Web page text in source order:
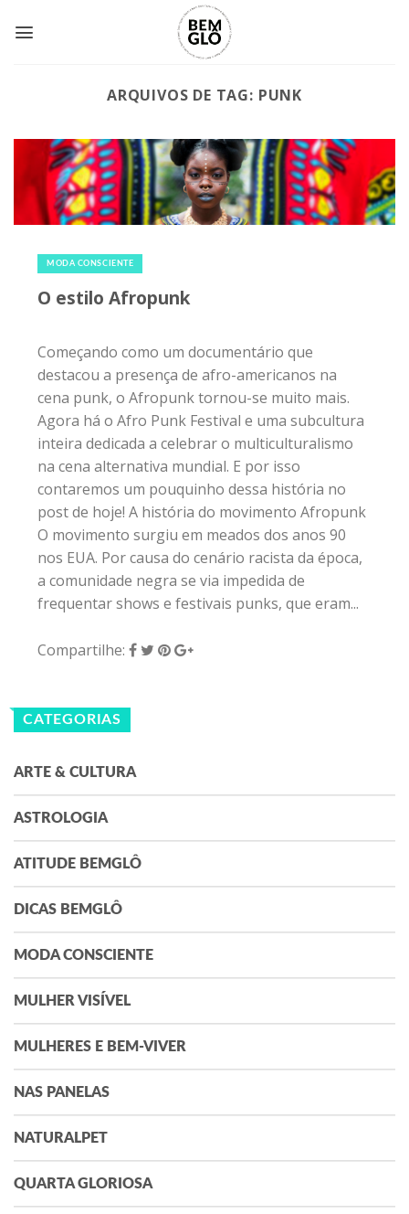
ARQUIVOS DE TAG: PUNK
MODA CONSCIENTE
O estilo Afropunk
Começando como um documentário que
destacou a presença de afro-americanos na
cena punk, o Afropunk tornou-se muito mais.
Agora há o Afro Punk Festival e uma subcultura
inteira dedicada a celebrar o multiculturalismo
na cena alternativa mundial. E por isso
contaremos um pouquinho dessa história no
post de hoje! A história do movimento Afropunk
O movimento surgiu em meados dos anos 90
nos EUA. Por causa do cenário racista da época,
a comunidade negra se via impedida de
frequentar shows e festivais punks, que eram...
Compartilhe:
CATEGORIAS
ARTE & CULTURA
ASTROLOGIA
ATITUDE BEMGLÔ
DICAS BEMGLÔ
MODA CONSCIENTE
MULHER VISÍVEL
MULHERES E BEM-VIVER
NAS PANELAS
NATURALPET
QUARTA GLORIOSA